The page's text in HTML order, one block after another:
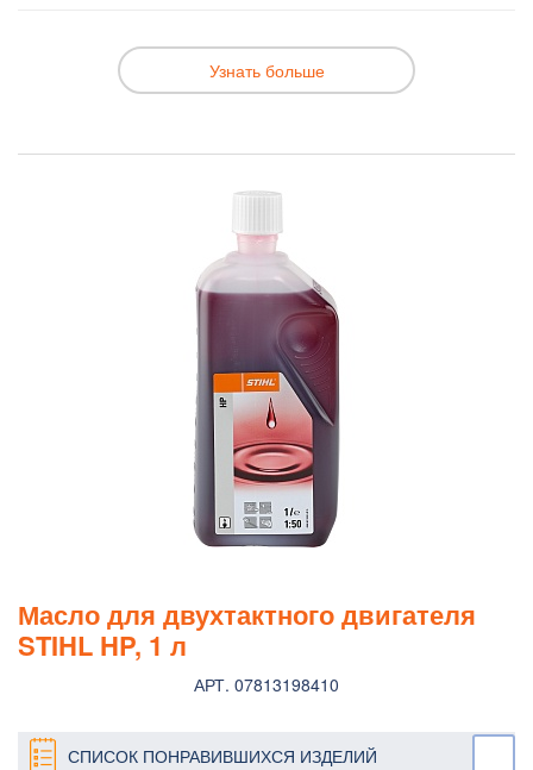
Узнать больше
Масло для двухтактного двигателя
STIHL HP, 1 л
АРТ. 07813198410
СПИСОК ПОНРАВИВШИХСЯ ИЗДЕЛИЙ